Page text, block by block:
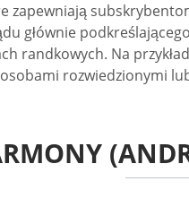
głównie
randkowych. Na
rozwiedzionymi